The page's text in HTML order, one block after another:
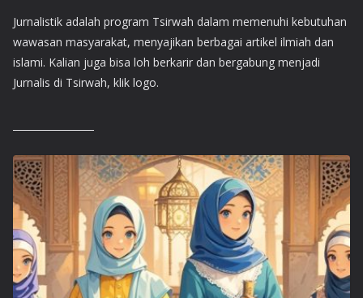
Jurnalistik adalah program Tsirwah dalam memenuhi kebutuhan
wawasan masyarakat, menyajikan berbagai artikel ilmiah dan
islami. Kalian juga bisa loh berkarir dan bergabung menjadi
Jurnalis di Tsirwah, klik logo.